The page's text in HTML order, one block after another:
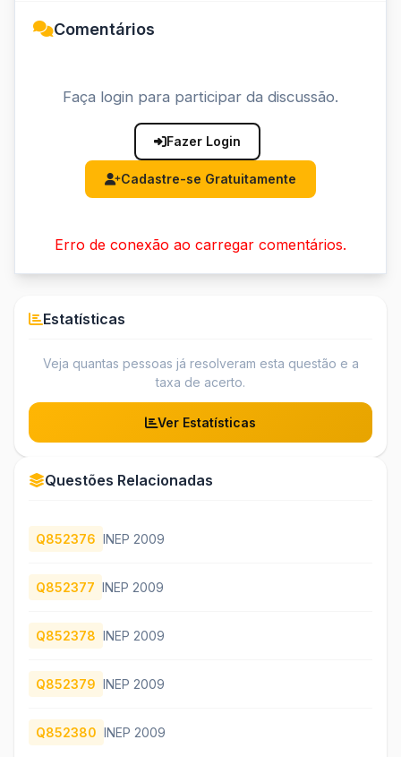
Comentários
Faça login para participar da discussão.
Fazer Login
Cadastre-se Gratuitamente
Erro de conexão ao carregar comentários.
Estatísticas
Veja quantas pessoas já resolveram esta questão e a
taxa de acerto.
Ver Estatísticas
Questões Relacionadas
Q852376 INEP 2009
Q852377 INEP 2009
Q852378 INEP 2009
Q852379 INEP 2009
Q852380 INEP 2009